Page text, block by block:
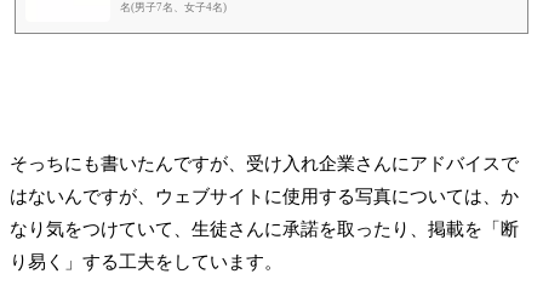
名(男子7名、女子4名)
そっちにも書いたんですが、受け入れ企業さんにアドバイスで
はないんですが、ウェブサイトに使用する写真については、か
なり気をつけていて、生徒さんに承諾を取ったり、掲載を「断
り易く」する工夫をしています。